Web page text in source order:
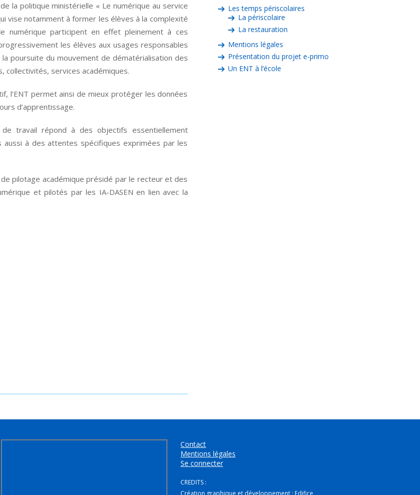
la politique ministérielle « Le numérique au service
vise notamment à former les élèves à la complexité
numérique participent en effet pleinement à ces
les élèves aux usages responsables
poursuite du mouvement de dématérialisation des
collectivités, services académiques.
l’ENT permet ainsi de mieux protéger les données
d’apprentissage.
travail répond à des objectifs essentiellement
aussi à des attentes spécifiques exprimées par les
pilotage académique présidé par le recteur et des
et pilotés par les IA-DASEN en lien avec la
Les temps périscolaires
La périscolaire
La restauration
Mentions légales
Présentation du projet e-primo
Un ENT à l’école
Contact
Mentions légales
Se connecter
CREDITS :
Création graphique et développement :Edifice